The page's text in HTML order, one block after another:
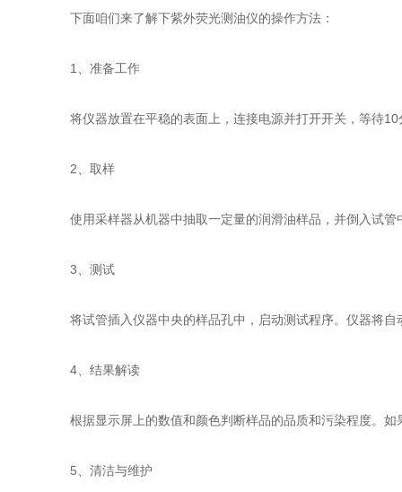
下面咱们来了解下紫外荧光测油仪的操作方法：
1、准备工作
将仪器放置在平稳的表面上，连接电源并打开开关，等待10
2、取样
使用采样器从机器中抽取一定量的润滑油样品，并倒入试管
3、测试
将试管插入仪器中央的样品孔中，启动测试程序。仪器将自
4、结果解读
根据显示屏上的数值和颜色判断样品的品质和污染程度。如
5、清洁与维护